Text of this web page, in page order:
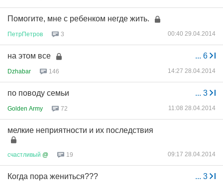
Помогите, мне с ребенком негде жить.
ПетрПетров 3 00:40 29.04.2014
... 6
на этом все
Dzhabar 146 14:27 28.04.2014
... 3
по поводу семьи
Golden Army 72 11:08 28.04.2014
мелкие неприятности и их последствия
счастливый @ 19 09:17 28.04.2014
... 3
Когда пора жениться???